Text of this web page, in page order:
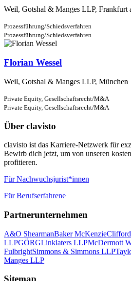
Weil, Gotshal & Manges LLP, Frankfurt
Prozessführung/Schiedsverfahren
Prozessführung/Schiedsverfahren
Florian Wessel
Weil, Gotshal & Manges LLP, München
Private Equity, Gesellschaftsrecht/M&A
Private Equity, Gesellschaftsrecht/M&A
Über clavisto
clavisto ist das Karriere-Netzwerk für
Bewirb dich jetzt, um von unseren
profitieren.
Für Nachwuchsjurist*innen
Für Berufserfahrene
Partnerunternehmen
A&O ShearmanBaker McKenzie
LLPGÖRGLinklaters LLPMcDermott
FulbrightSimmons & Simmons LLP
Manges LLP